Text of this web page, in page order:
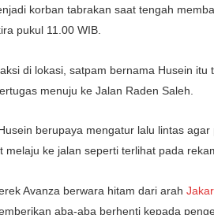
korban tabrakan saat tengah
pukul 11.00 WIB.
di lokasi, satpam bernama Husein
menuju ke Jalan Raden Saleh.
berupaya mengatur lalu lintas
melaju ke jalan seperti terlihat pada
Avanza berwara hitam dari arah
aba-aba berhenti kepada